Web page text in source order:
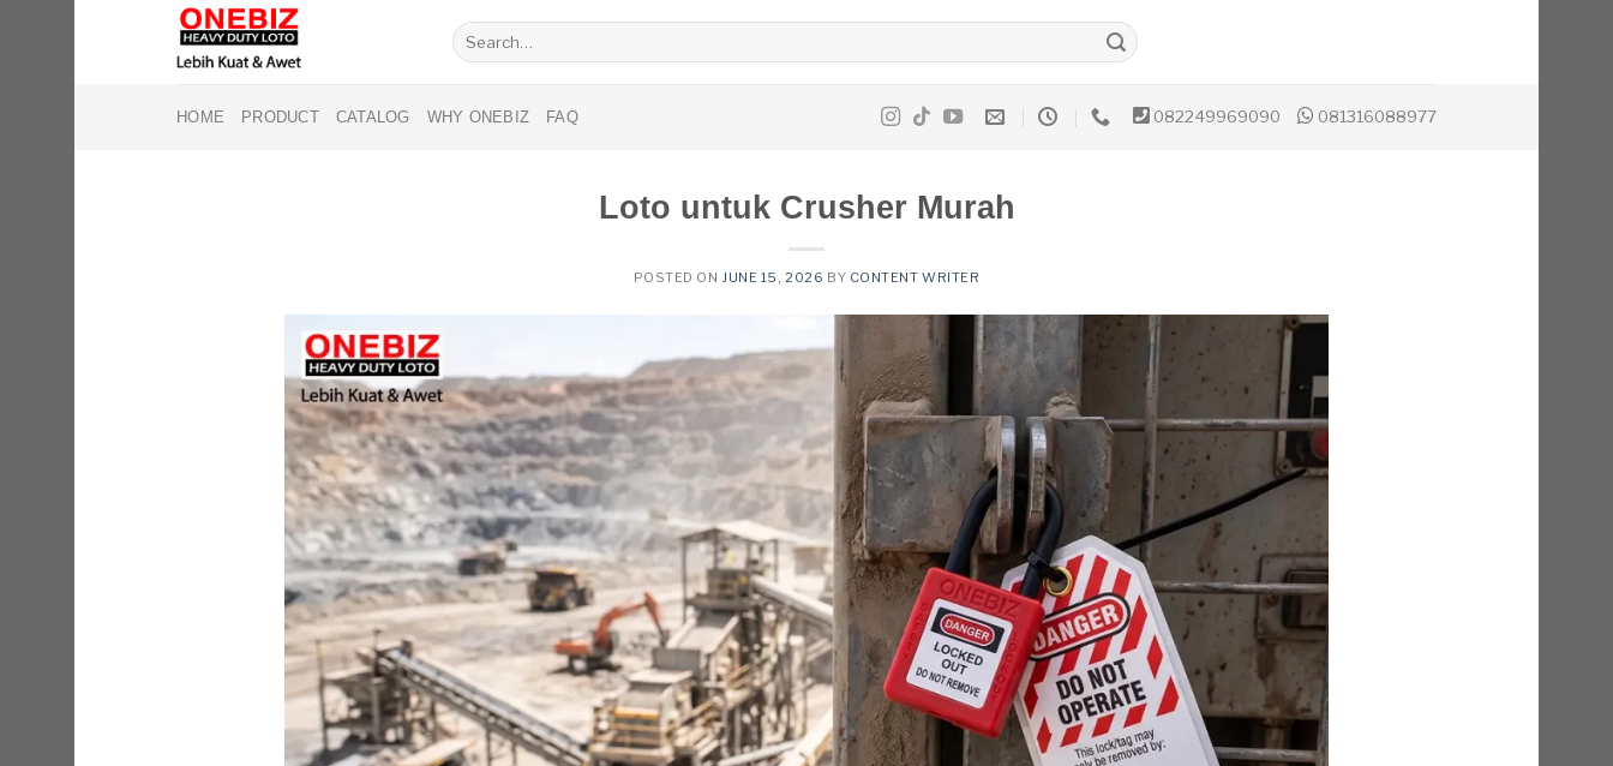
Search
for:
HOME PRODUCT CATALOG WHY ONEBIZ FAQ 082249969090 081316088977
Loto untuk Crusher Murah
POSTED ON JUNE 15, 2026 BY CONTENT WRITER